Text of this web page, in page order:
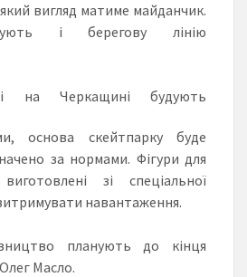
вигляд матиме майданчик.
і берегову лінію
основа скейтпарку буде
за нормами. Фігури для
зі спеціальної
навантаження.
планують до кінця
Масло.